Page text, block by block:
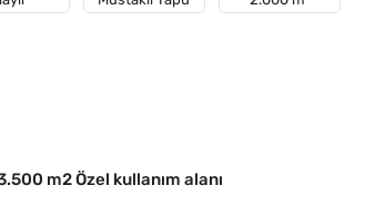
m2 Özel kullanım alanı